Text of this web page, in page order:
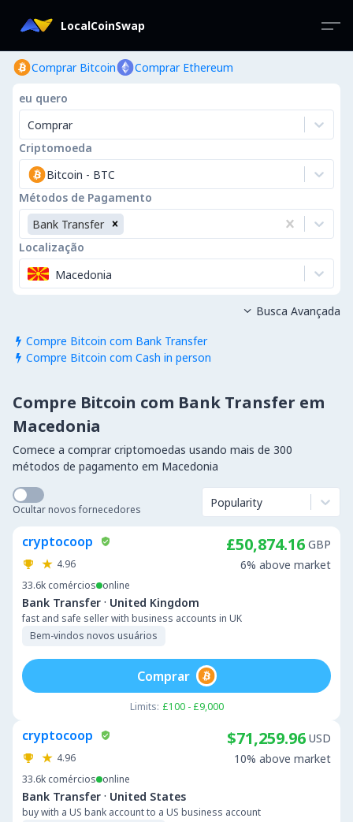
LocalCoinSwap
Comprar Bitcoin Comprar Ethereum
eu quero
Comprar
Criptomoeda
Bitcoin - BTC
Métodos de Pagamento
Bank Transfer
Localização
Macedonia
 Compre Bitcoin com Bank Transfer
 Compre Bitcoin com Cash in person
 Busca Avançada
Compre Bitcoin com Bank Transfer em
Macedonia
Comece a comprar criptomoedas usando mais de 300
métodos de pagamento em Macedonia
Ocultar novos fornecedores Popularity
cryptocoop
4.96
33.6k comércios online
Bank Transfer · United Kingdom
fast and safe seller with business accounts in UK
Bem-vindos novos usuários
£50,874.16 GBP
6% above market
Limits: £100 - £9,000
Comprar
cryptocoop
4.96
33.6k comércios online
Bank Transfer · United States
buy with a US bank account to a US business account
$71,259.96 USD
10% above market